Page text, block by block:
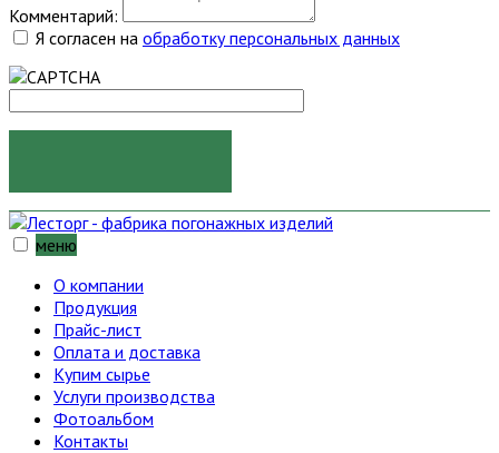
Комментарий:
Я согласен на обработку персональных данных
меню
О компании
Продукция
Прайс-лист
Оплата и доставка
Купим сырье
Услуги производства
Фотоальбом
Контакты